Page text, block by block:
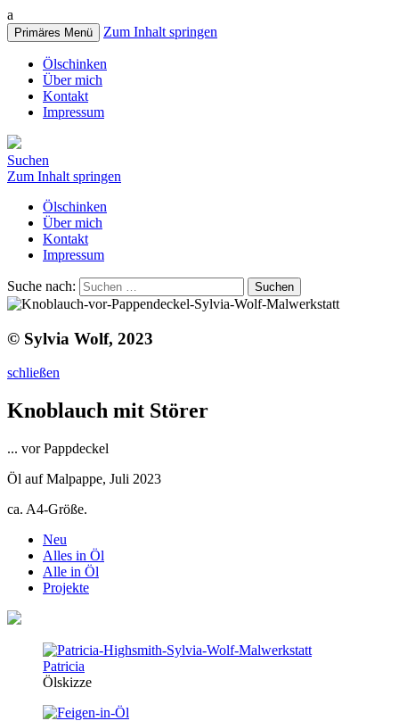
a
Primäres Menü Zum Inhalt springen
Ölschinken
Über mich
Kontakt
Impressum
Suchen
Zum Inhalt springen
Ölschinken
Über mich
Kontakt
Impressum
Suche nach:
© Sylvia Wolf, 2023
schließen
Knoblauch mit Störer
... vor Pappdeckel
Öl auf Malpappe, Juli 2023
ca. A4-Größe.
Neu
Alles in Öl
Alle in Öl
Projekte
Patricia
Ölskizze